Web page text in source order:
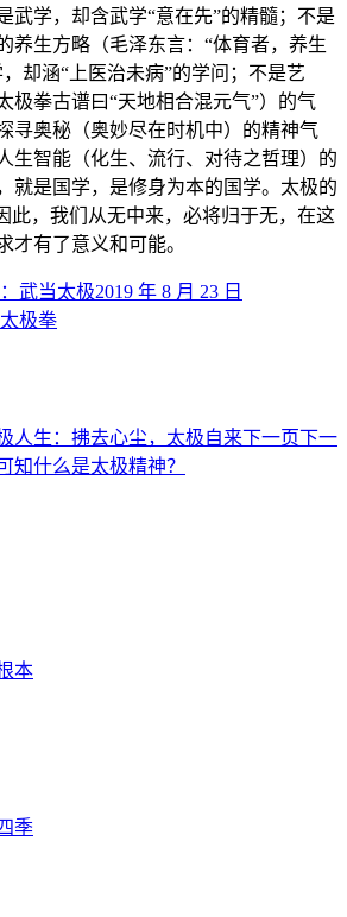
武学，却含武学“意在先”的精髓；不是
养生方略（毛泽东言：“体育者，养生
却涵“上医治未病”的学问；不是艺
极拳古谱曰“天地相合混元气”）的气
寻奥秘（奥妙尽在时机中）的精神气
生智能（化生、流行、对待之哲理）的
就是国学，是修身为本的国学。太极的
此，我们从无中来，必将归于无，在这
才有了意义和可能。
武当太极2019 年 8 月 23 日
太极拳
人生：拂去心尘，太极自来下一页下一
知什么是太极精神？
本
季